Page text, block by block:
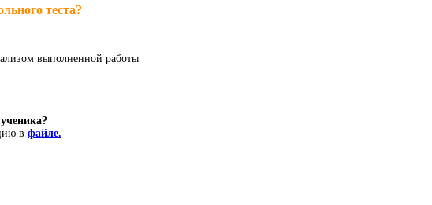
теста?
выполненной работы
в файле.